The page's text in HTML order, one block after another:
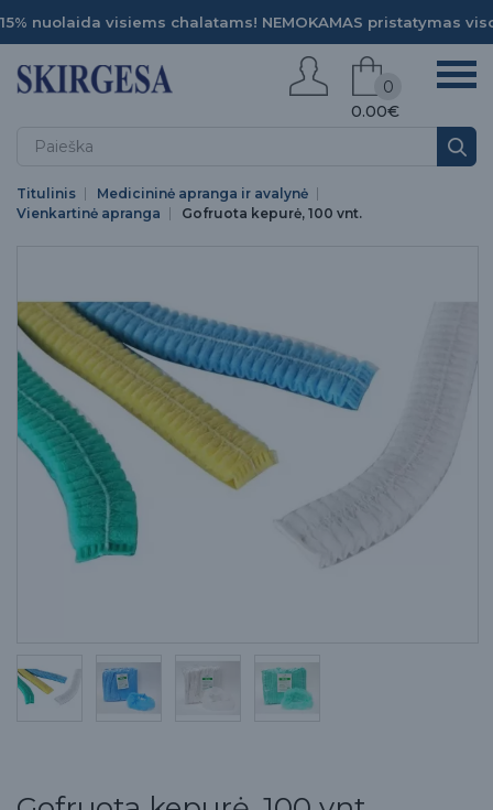
15% nuolaida visiems chalatams! NEMOKAMAS pristatymas
0.00€
0
Titulinis
Medicininė apranga ir avalynė
Vienkartinė apranga
Gofruota kepurė, 100 vnt.